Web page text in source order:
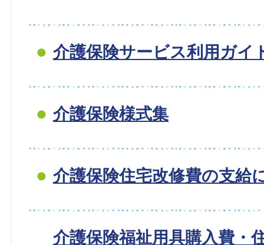
介護保険サービス利用ガイ
介護保険様式集
介護保険住宅改修費の支給
介護保険福祉用具購入費・